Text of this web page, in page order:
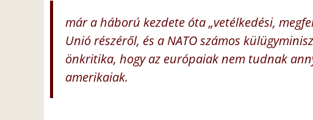
már a háború kezdete óta „vetélkedési,
Unió részéről, és a NATO számos
önkritika, hogy az európaiak nem tudnak
amerikaiak.